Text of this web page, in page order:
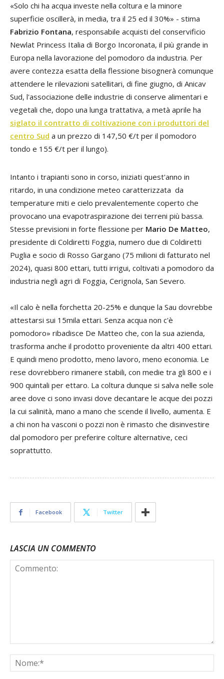
«Solo chi ha acqua investe nella coltura e la minore
superficie oscillerà, in media, tra il 25 ed il 30%» - stima
Fabrizio Fontana, responsabile acquisti del conservificio
Newlat Princess Italia di Borgo Incoronata, il più grande in
Europa nella lavorazione del pomodoro da industria. Per
avere contezza esatta della flessione bisognerà comunque
attendere le rilevazioni satellitari, di fine giugno, di Anicav
Sud, l'associazione delle industrie di conserve alimentari e
vegetali che, dopo una lunga trattativa, a metà aprile ha
siglato il contratto di coltivazione con i produttori del
centro Sud a un prezzo di 147,50 €/t per il pomodoro
tondo e 155 €/t per il lungo).
Intanto i trapianti sono in corso, iniziati quest'anno in
ritardo, in una condizione meteo caratterizzata da
temperature miti e cielo prevalentemente coperto che
provocano una evapotraspirazione dei terreni più bassa.
Stesse previsioni in forte flessione per Mario De Matteo,
presidente di Coldiretti Foggia, numero due di Coldiretti
Puglia e socio di Rosso Gargano (75 milioni di fatturato nel
2024), quasi 800 ettari, tutti irrigui, coltivati a pomodoro da
industria negli agri di Foggia, Cerignola, San Severo.
«Il calo è nella forchetta 20-25% e dunque la Sau dovrebbe
attestarsi sui 15mila ettari. Senza acqua non c'è
pomodoro» ribadisce De Matteo che, con la sua azienda,
trasforma anche il prodotto proveniente da altri 400 ettari.
E quindi meno prodotto, meno lavoro, meno economia. Le
rese dovrebbero rimanere stabili, con medie tra gli 800 e i
900 quintali per ettaro. La coltura dunque si salva nelle sole
aree dove ci sono invasi dove decantare le acque dei pozzi
la cui salinità, mano a mano che scende il livello, aumenta. E
a chi non ha vasconi o pozzi non è rimasto che disinvestire
dal pomodoro per preferire colture alternative, ceci
soprattutto.
Facebook Twitter
LASCIA UN COMMENTO